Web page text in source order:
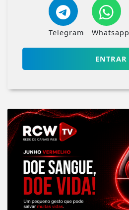
Telegram Whatsapp
ENTRAR